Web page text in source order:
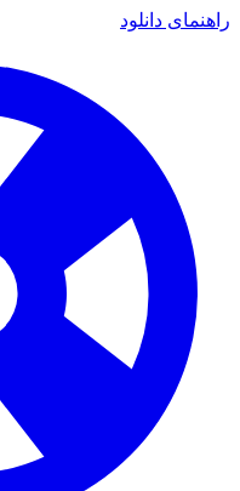
راهنمای دانلود